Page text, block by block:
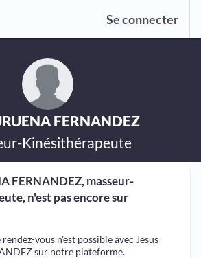
Se connecter
FERNANDEZ
Kinésithérapeute
FERNANDEZ, masseur-
n'est pas encore sur
vous n'est possible avec Jesus
sur notre plateforme.